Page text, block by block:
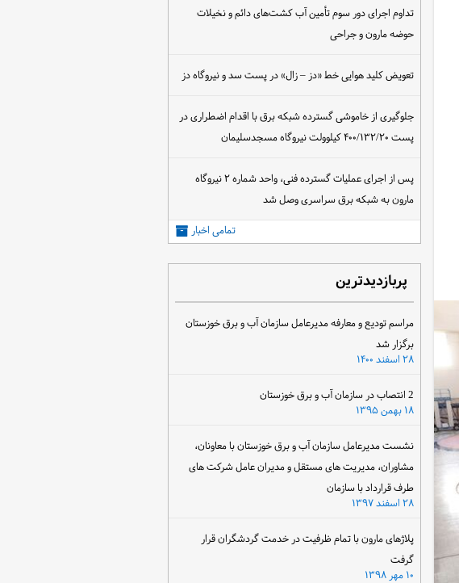
تداوم اجرای دور سوم تأمین آب کشت‌های دائم و نخیلات
حوضه مارون و جراحی
تعویض کلید هوایی خط «دز – زال» در پست سد و نیروگاه دز
جلوگیری از خاموشی گسترده شبکه برق با اقدام اضطراری در
پست ۴۰۰/۱۳۲/۲۰ کیلوولت نیروگاه مسجدسلیمان
پس از اجرای عملیات گسترده فنی، واحد شماره ۲ نیروگاه
مارون به شبکه برق سراسری وصل شد
تمامی اخبار
پربازدیدترین
مراسم تودیع و معارفه مدیرعامل سازمان آب و برق خوزستان
برگزار شد
۲۸ اسفند ۱۴۰۰
2 انتصاب در سازمان آب و برق خوزستان
۱۸ بهمن ۱۳۹۵
نشست مدیرعامل سازمان آب و برق خوزستان با معاونان،
مشاوران، مدیریت های مستقل و مدیران عامل شرکت های
طرف قرارداد با سازمان
۲۸ اسفند ۱۳۹۷
پلاژهای مارون با تمام ظرفیت در خدمت گردشگران قرار
گرفت
۱۰ مهر ۱۳۹۸